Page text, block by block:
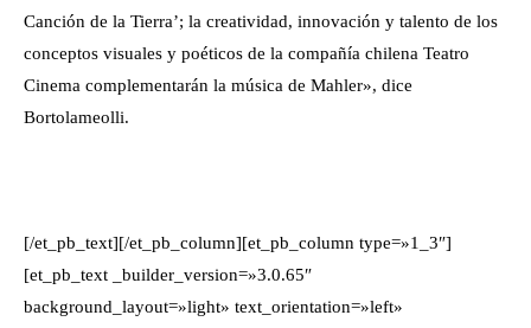
Canción de la Tierra’; la creatividad, innovación y talento de los
conceptos visuales y poéticos de la compañía chilena Teatro
Cinema complementarán la música de Mahler», dice
Bortolameolli.
[/et_pb_text][/et_pb_column][et_pb_column type=»1_3″]
[et_pb_text _builder_version=»3.0.65″
background_layout=»light» text_orientation=»left»